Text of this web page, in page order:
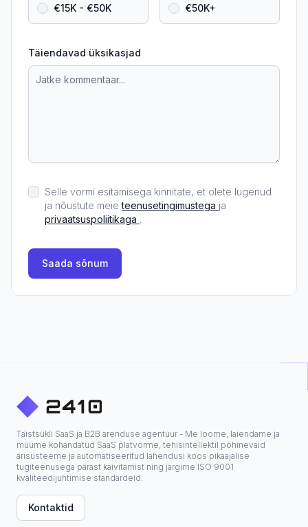
€15K - €50K €50K+
Täiendavad üksikasjad
Selle vormi esitamisega kinnitate, et olete lugenud
ja nõustute meieteenusetingimustega ja
privaatsuspoliitikaga .
Saada sõnum
Täistsükli SaaS ja B2B arenduse agentuur - Me loome, laiendame ja
müüme kohandatud SaaS platvorme, tehisintellektil põhinevaid
ärisüsteeme ja automatiseeritud lahendusi koos pikaajalise
tugiteenusega pärast käivitamist ning järgime ISO 9001
kvaliteedijuhtimise standardeid.
Kontaktid